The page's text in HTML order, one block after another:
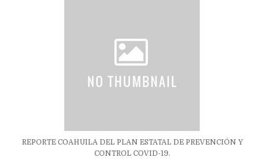
REPORTE COAHUILA DEL PLAN ESTATAL DE PREVENCIÓN Y
CONTROL COVID-19.